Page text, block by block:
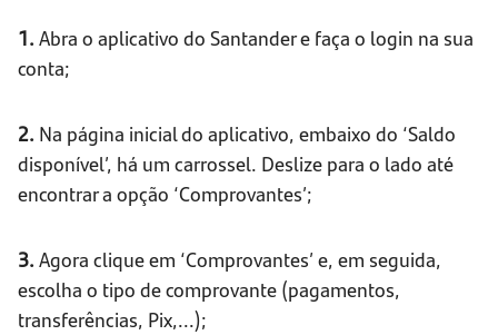
1. Abra o aplicativo do Santander e faça o login na sua
conta;
2. Na página inicial do aplicativo, embaixo do ‘Saldo
disponível’, há um carrossel. Deslize para o lado até
encontrar a opção ‘Comprovantes’;
3. Agora clique em ‘Comprovantes’ e, em seguida,
escolha o tipo de comprovante (pagamentos,
transferências, Pix,...);